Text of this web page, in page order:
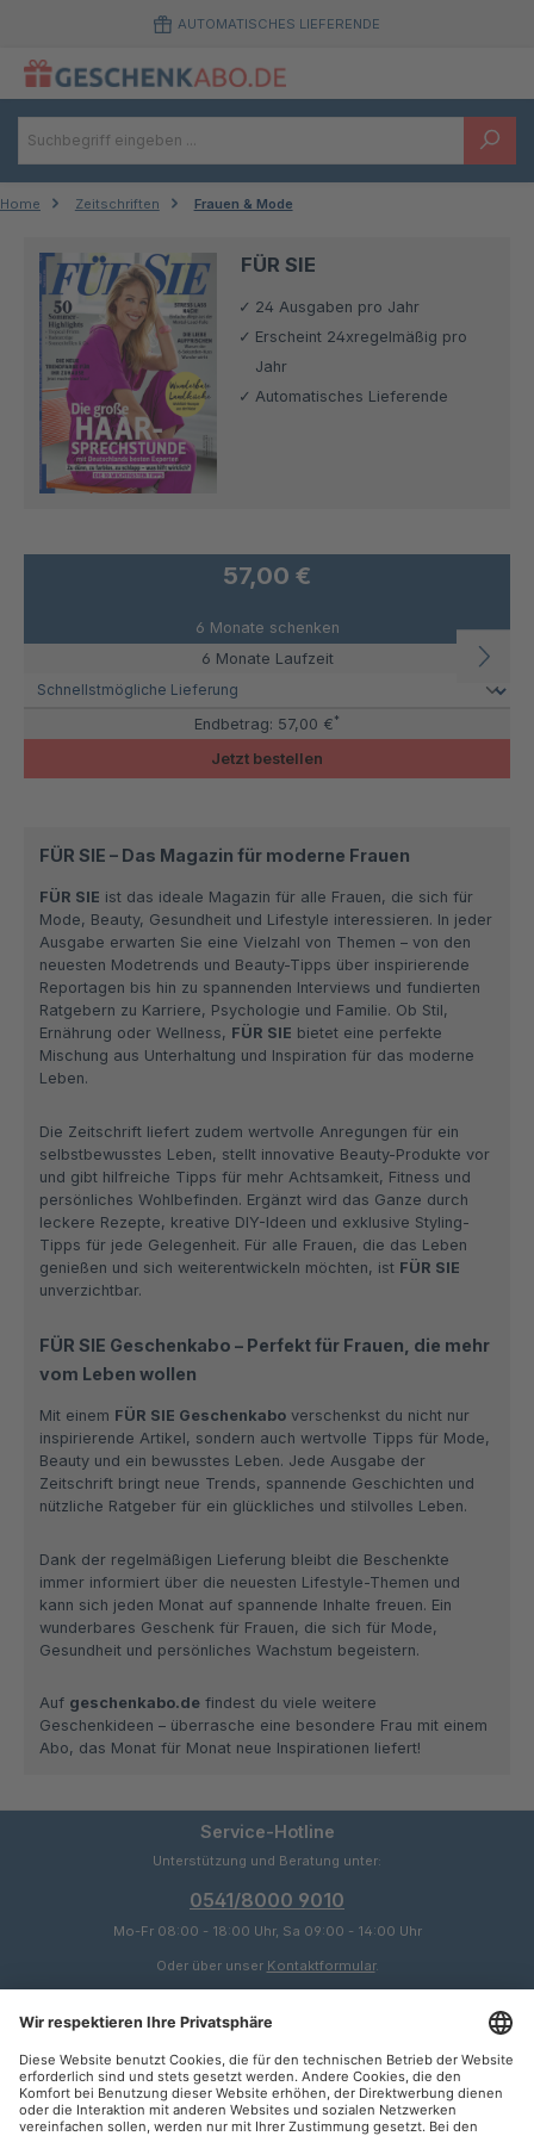
Zum Hauptinhalt springenAUTOMATISCHES LIEFERENDE
Home Zeitschriften Frauen & Mode
FÜR SIE
24 Ausgaben pro Jahr
Erscheint 24xregelmäßig pro
Jahr
Automatisches Lieferende
57,00 €
6 Monate schenken
6 Monate Laufzeit
Endbetrag: 57,00 €*
Jetzt bestellen
FÜR SIE – Das Magazin für moderne Frauen
FÜR SIE ist das ideale Magazin für alle Frauen, die sich für
Mode, Beauty, Gesundheit und Lifestyle interessieren. In jeder
Ausgabe erwarten Sie eine Vielzahl von Themen – von den
neuesten Modetrends und Beauty-Tipps über inspirierende
Reportagen bis hin zu spannenden Interviews und fundierten
Ratgebern zu Karriere, Psychologie und Familie. Ob Stil,
Ernährung oder Wellness, FÜR SIE bietet eine perfekte
Mischung aus Unterhaltung und Inspiration für das moderne
Leben.
Die Zeitschrift liefert zudem wertvolle Anregungen für ein
selbstbewusstes Leben, stellt innovative Beauty-Produkte vor
und gibt hilfreiche Tipps für mehr Achtsamkeit, Fitness und
persönliches Wohlbefinden. Ergänzt wird das Ganze durch
leckere Rezepte, kreative DIY-Ideen und exklusive Styling-
Tipps für jede Gelegenheit. Für alle Frauen, die das Leben
genießen und sich weiterentwickeln möchten, ist FÜR SIE
unverzichtbar.
FÜR SIE Geschenkabo – Perfekt für Frauen, die mehr
vom Leben wollen
Mit einem FÜR SIE Geschenkaboverschenkst du nicht nur
inspirierende Artikel, sondern auch wertvolle Tipps für Mode,
Beauty und ein bewusstes Leben. Jede Ausgabe der
Zeitschrift bringt neue Trends, spannende Geschichten und
nützliche Ratgeber für ein glückliches und stilvolles Leben.
Dank der regelmäßigen Lieferung bleibt die Beschenkte
immer informiert über die neuesten Lifestyle-Themen und
kann sich jeden Monat auf spannende Inhalte freuen. Ein
wunderbares Geschenk für Frauen, die sich für Mode,
Gesundheit und persönliches Wachstum begeistern.
Auf geschenkabo.defindest du viele weitere
Geschenkideen – überrasche eine besondere Frau mit einem
Abo, das Monat für Monat neue Inspirationen liefert!
Service-Hotline
Unterstützung und Beratung unter:
0541/8000 9010
Mo-Fr 08:00 - 18:00 Uhr, Sa 09:00 - 14:00 Uhr
Oder über unser Kontaktformular.
Informationen
Zahlungsarten